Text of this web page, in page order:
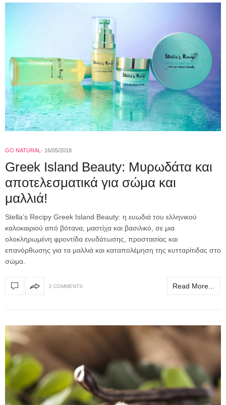
GO NATURAL 16/05/2018
Greek Island Beauty: Μυρωδάτα και
αποτελεσματικά για σώμα και
μαλλιά!
Stella’s Recipy Greek Island Beauty: η ευωδιά του ελληνικού
καλοκαιριού από βότανα, μαστίχα και βασιλικό, σε μια
ολοκληρωμένη φροντίδα ενυδάτωσης, προστασίας και
επανόρθωσης για τα μαλλιά και καταπολέμηση της κυτταρίτιδας στο
σώμα.
2 COMMENTS Read More...